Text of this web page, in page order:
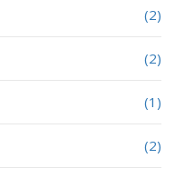
(2)
(2)
(1)
(2)